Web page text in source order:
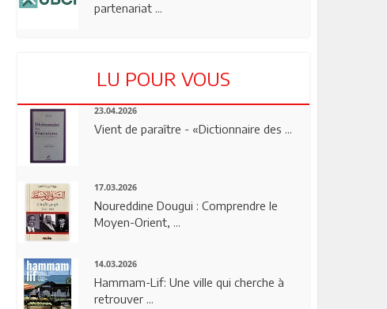
partenariat ...
LU POUR VOUS
23.04.2026
Vient de paraître - «Dictionnaire des ...
17.03.2026
Noureddine Dougui : Comprendre le
Moyen-Orient, ...
14.03.2026
Hammam-Lif: Une ville qui cherche à
retrouver ...